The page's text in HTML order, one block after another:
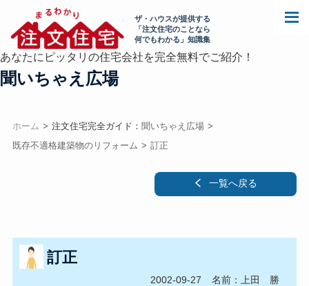
ザ・ハウスが提供する
「注文住宅のことなら
何でもわかる」知識集
あなたにピッタリの住宅会社を完全無料でご紹介！
聞いちゃえ広場
ホーム 注文住宅完全ガイド： 聞いちゃえ広場
既存不適格建築物のリフォーム
訂正
一覧へ戻る
訂正
2002-09-27 名前：上田 勝